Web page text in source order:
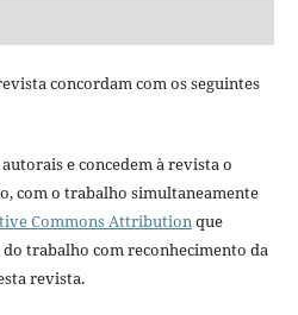
concordam com os seguintes
e concedem à revista o
com o trabalho simultaneamente
Commons Attributionque
trabalho com reconhecimento da
revista.